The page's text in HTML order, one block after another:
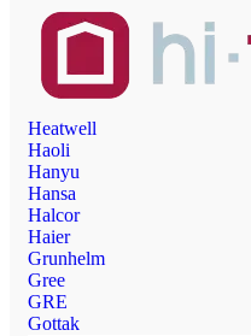
Heatwell
Haoli
Hanyu
Hansa
Halcor
Haier
Grunhelm
Gree
GRE
Gottak